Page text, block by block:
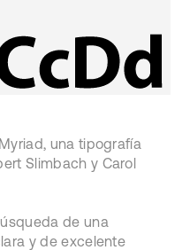
una tipografía
Slimbach y Carol
de una
y de excelente